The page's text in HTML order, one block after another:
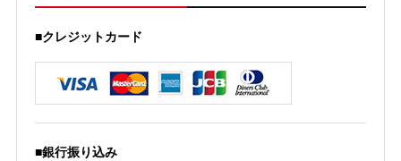
■クレジットカード
■銀行振り込み